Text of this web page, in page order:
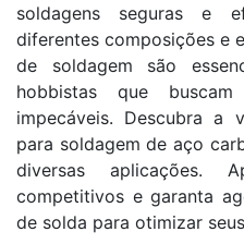
soldagens seguras e
diferentes composições e
de soldagem são
hobbistas que
impecáveis. Descubra a
para soldagem de aço
diversas aplicações.
competitivos e garanta
de solda para otimizar